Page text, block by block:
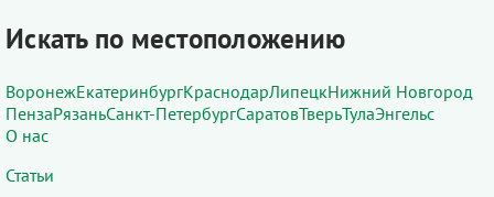
Искать по местоположению
ВоронежЕкатеринбургКраснодарЛипецкНижний Новгород
ПензаРязаньСанкт-ПетербургСаратовТверьТулаЭнгельс
О нас
Статьи